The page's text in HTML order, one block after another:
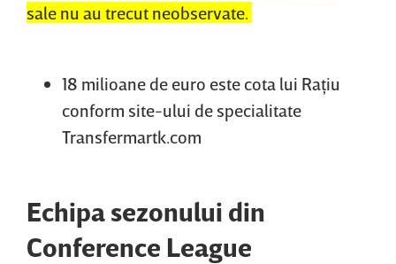
sale nu au trecut neobservate.
18 milioane de euro este cota lui Raţiu
conform site-ului de specialitate
Transfermartk.com
Echipa sezonului din
Conference League